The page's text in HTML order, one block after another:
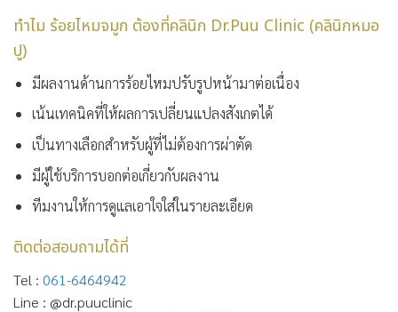
ทำไม ร้อยไหมจมูก ต้องที่คลินิก Dr.Puu Clinic (คลินิกหมอ
ปู)
มีผลงานด้านการร้อยไหมปรับรูปหน้ามาต่อเนื่อง
เน้นเทคนิคที่ให้ผลการเปลี่ยนแปลงสังเกตได้
เป็นทางเลือกสำหรับผู้ที่ไม่ต้องการผ่าตัด
มีผู้ใช้บริการบอกต่อเกี่ยวกับผลงาน
ทีมงานให้การดูแลเอาใจใส่ในรายละเอียด
ติดต่อสอบถามได้ที่
Tel : 061-6464942
Line : @dr.puuclinic